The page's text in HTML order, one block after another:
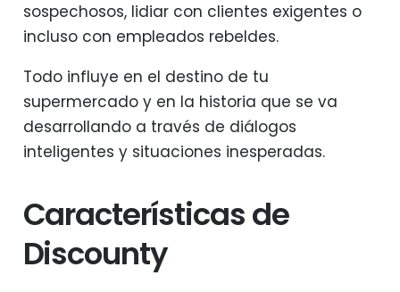
sospechosos, lidiar con clientes exigentes o
incluso con empleados rebeldes.
Todo influye en el destino de tu
supermercado y en la historia que se va
desarrollando a través de diálogos
inteligentes y situaciones inesperadas.
Características de
Discounty